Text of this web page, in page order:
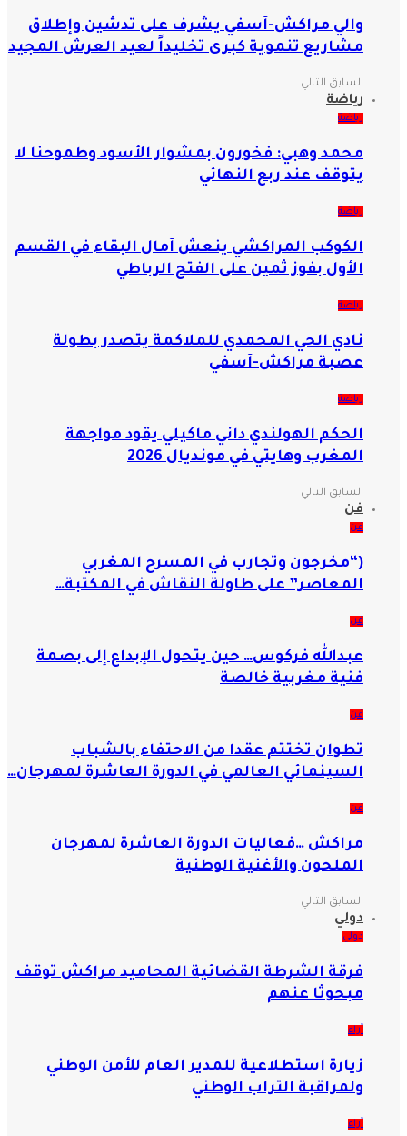
والي مراكش-آسفي يشرف على تدشين وإطلاق
مشاريع تنموية كبرى تخليداً لعيد العرش المجيد
السابق التالي
رياضة
رياضة
محمد وهبي: فخورون بمشوار الأسود وطموحنا لا
يتوقف عند ربع النهائي
رياضة
الكوكب المراكشي ينعش آمال البقاء في القسم
الأول بفوز ثمين على الفتح الرباطي
رياضة
نادي الحي المحمدي للملاكمة يتصدر بطولة
عصبة مراكش-آسفي
رياضة
الحكم الهولندي داني ماكيلي يقود مواجهة
المغرب وهايتي في مونديال 2026
السابق التالي
فن
فن
(“مخرجون وتجارب في المسرح المغربي
المعاصر” على طاولة النقاش في المكتبة…
فن
عبدالله فركوس… حين يتحول الإبداع إلى بصمة
فنية مغربية خالصة
فن
تطوان تختتم عقدا من الاحتفاء بالشباب
السينمائي العالمي في الدورة العاشرة لمهرجان…
فن
مراكش …فعاليات الدورة العاشرة لمهرجان
الملحون والأغنية الوطنية
السابق التالي
دولي
دولي
فرقة الشرطة القضائية المحاميد مراكش توقف
مبحوثا عنهم
آراء
زيارة استطلاعية للمدير العام للأمن الوطني
ولمراقبة التراب الوطني
آراء